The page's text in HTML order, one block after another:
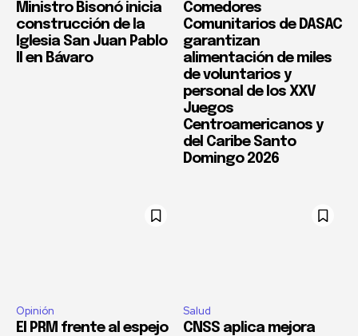
Ministro Bisonó inicia
construcción de la
Iglesia San Juan Pablo
II en Bávaro
Comedores
Comunitarios de DASAC
garantizan
alimentación de miles
de voluntarios y
personal de los XXV
Juegos
Centroamericanos y
del Caribe Santo
Domingo 2026
Opinión
El PRM frente al espejo
Salud
CNSS aplica mejora